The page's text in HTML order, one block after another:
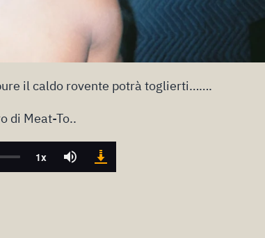
il caldo rovente potrà toglierti…….
di Meat-To..